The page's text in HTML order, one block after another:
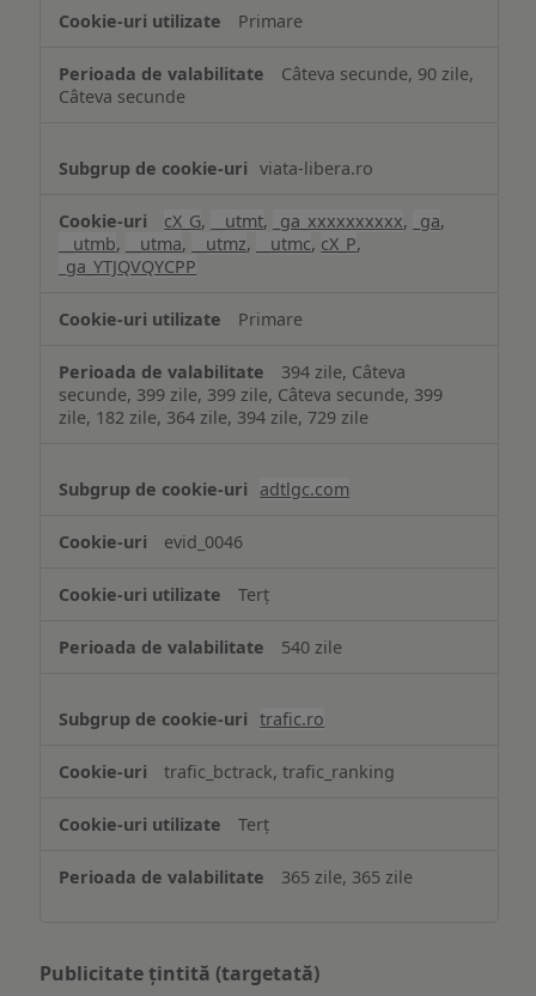
Primare
Câteva secunde, 90 zile,
Câteva secunde
viata-libera.ro
cX_G, __utmt, _ga_xxxxxxxxxx, _ga,
__utmb, __utma, __utmz, __utmc, cX_P,
_ga_YTJQVQYCPP
Primare
394 zile, Câteva
secunde, 399 zile, 399 zile, Câteva secunde, 399
zile, 182 zile, 364 zile, 394 zile, 729 zile
adtlgc.com
evid_0046
Terț
540 zile
trafic.ro
trafic_bctrack, trafic_ranking
Terț
365 zile, 365 zile
Publicitate țintită (targetată)